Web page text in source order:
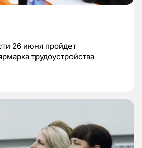
26 июня пройдет
трудоустройства